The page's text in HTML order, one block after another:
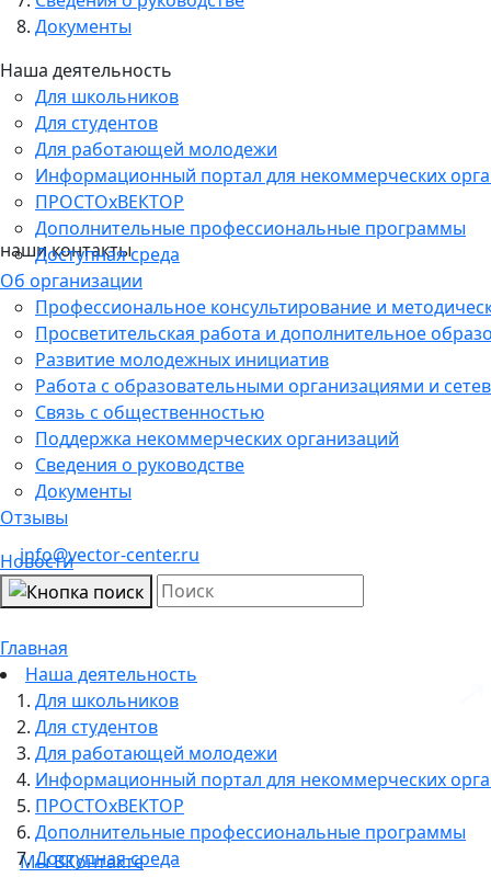
Документы
Наша деятельность
Для школьников
Для студентов
Для работающей молодежи
Информационный портал для некоммерческих
ПРОСТОхВЕКТОР
Дополнительные профессиональные программы
Доступная среда
Об организации
Профессиональное консультирование и
Просветительская работа и дополнительное
Развитие молодежных инициатив
Работа с образовательными организациями и
Связь с общественностью
Поддержка некоммерческих организаций
Сведения о руководстве
Документы
Отзывы
Новости
Главная
Наша деятельность
Для школьников
Для студентов
Для работающей молодежи
Информационный портал для некоммерческих
ПРОСТОхВЕКТОР
Дополнительные профессиональные программы
Доступная среда
наши контакты
info@vector-center.ru
Мы ВКонтакте